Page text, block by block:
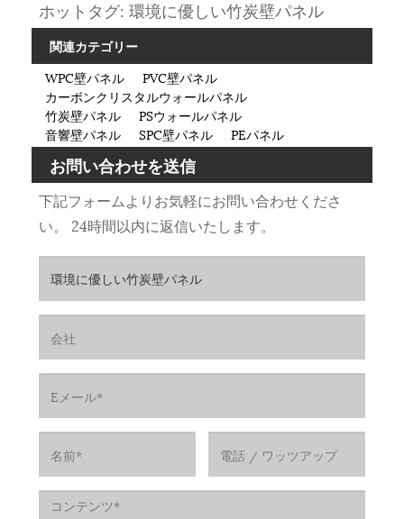
ホットタグ: 環境に優しい竹炭壁パネル
関連カテゴリー
WPC壁パネル
PVC壁パネル
カーボンクリスタルウォールパネル
竹炭壁パネル
PSウォールパネル
音響壁パネル
SPC壁パネル PEパネル
お問い合わせを送信
下記フォームよりお気軽にお問い合わせくださ
い。 24時間以内に返信いたします。